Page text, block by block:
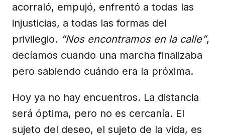
acorraló, empujó, enfrentó a todas las
injusticias, a todas las formas del
privilegio. “Nos encontramos en la calle”,
decíamos cuando una marcha finalizaba
pero sabiendo cuándo era la próxima.
Hoy ya no hay encuentros. La distancia
será óptima, pero no es cercanía. El
sujeto del deseo, el sujeto de la vida, es